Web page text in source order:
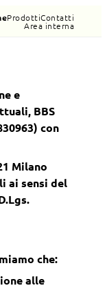
ProdottiContatti
Area interna
e
BBS
con
Milano
ai sensi del
che:
alle